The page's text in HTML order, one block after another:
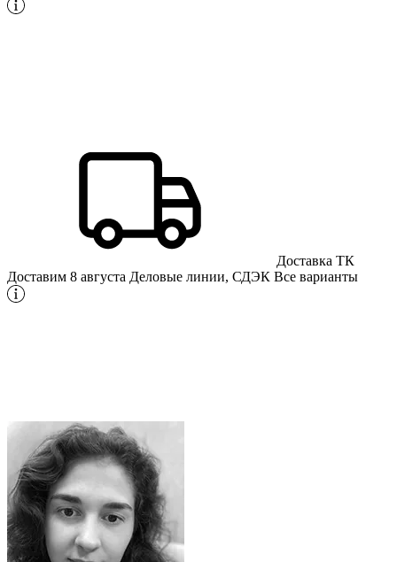
Доставка ТК
Доставим 8 августа Деловые линии, СДЭК Все варианты